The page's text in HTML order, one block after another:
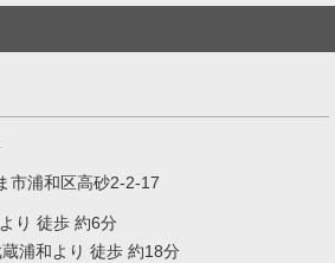
市浦和区高砂2-2-17
り 徒歩 約6分
浦和より 徒歩 約18分